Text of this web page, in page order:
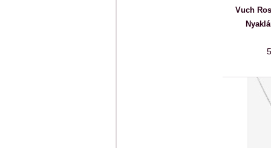
Vuch